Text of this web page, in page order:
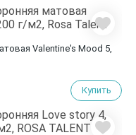
Valentine's Mood 5,
Купить